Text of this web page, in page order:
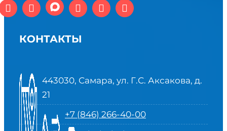
КОНТАКТЫ
443030, Самара, ул. Г.С. Аксакова, д.
21
+7 (846) 266-40-00